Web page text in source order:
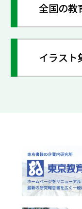
全国の教
イラスト